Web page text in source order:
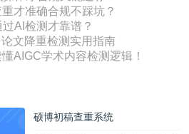
才准确合规不踩坑？
AI检测才靠谱？
文降重检测实用指南
AIGC学术内容检测逻辑！
硕博初稿查重系统